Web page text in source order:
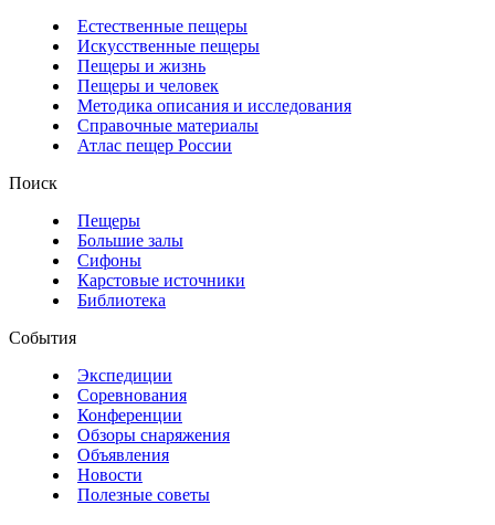
Естественные пещеры
Искусственные пещеры
Пещеры и жизнь
Пещеры и человек
Методика описания и исследования
Справочные материалы
Атлас пещер России
Поиск
Пещеры
Большие залы
Сифоны
Карстовые источники
Библиотека
События
Экспедиции
Соревнования
Конференции
Обзоры снаряжения
Объявления
Новости
Полезные советы